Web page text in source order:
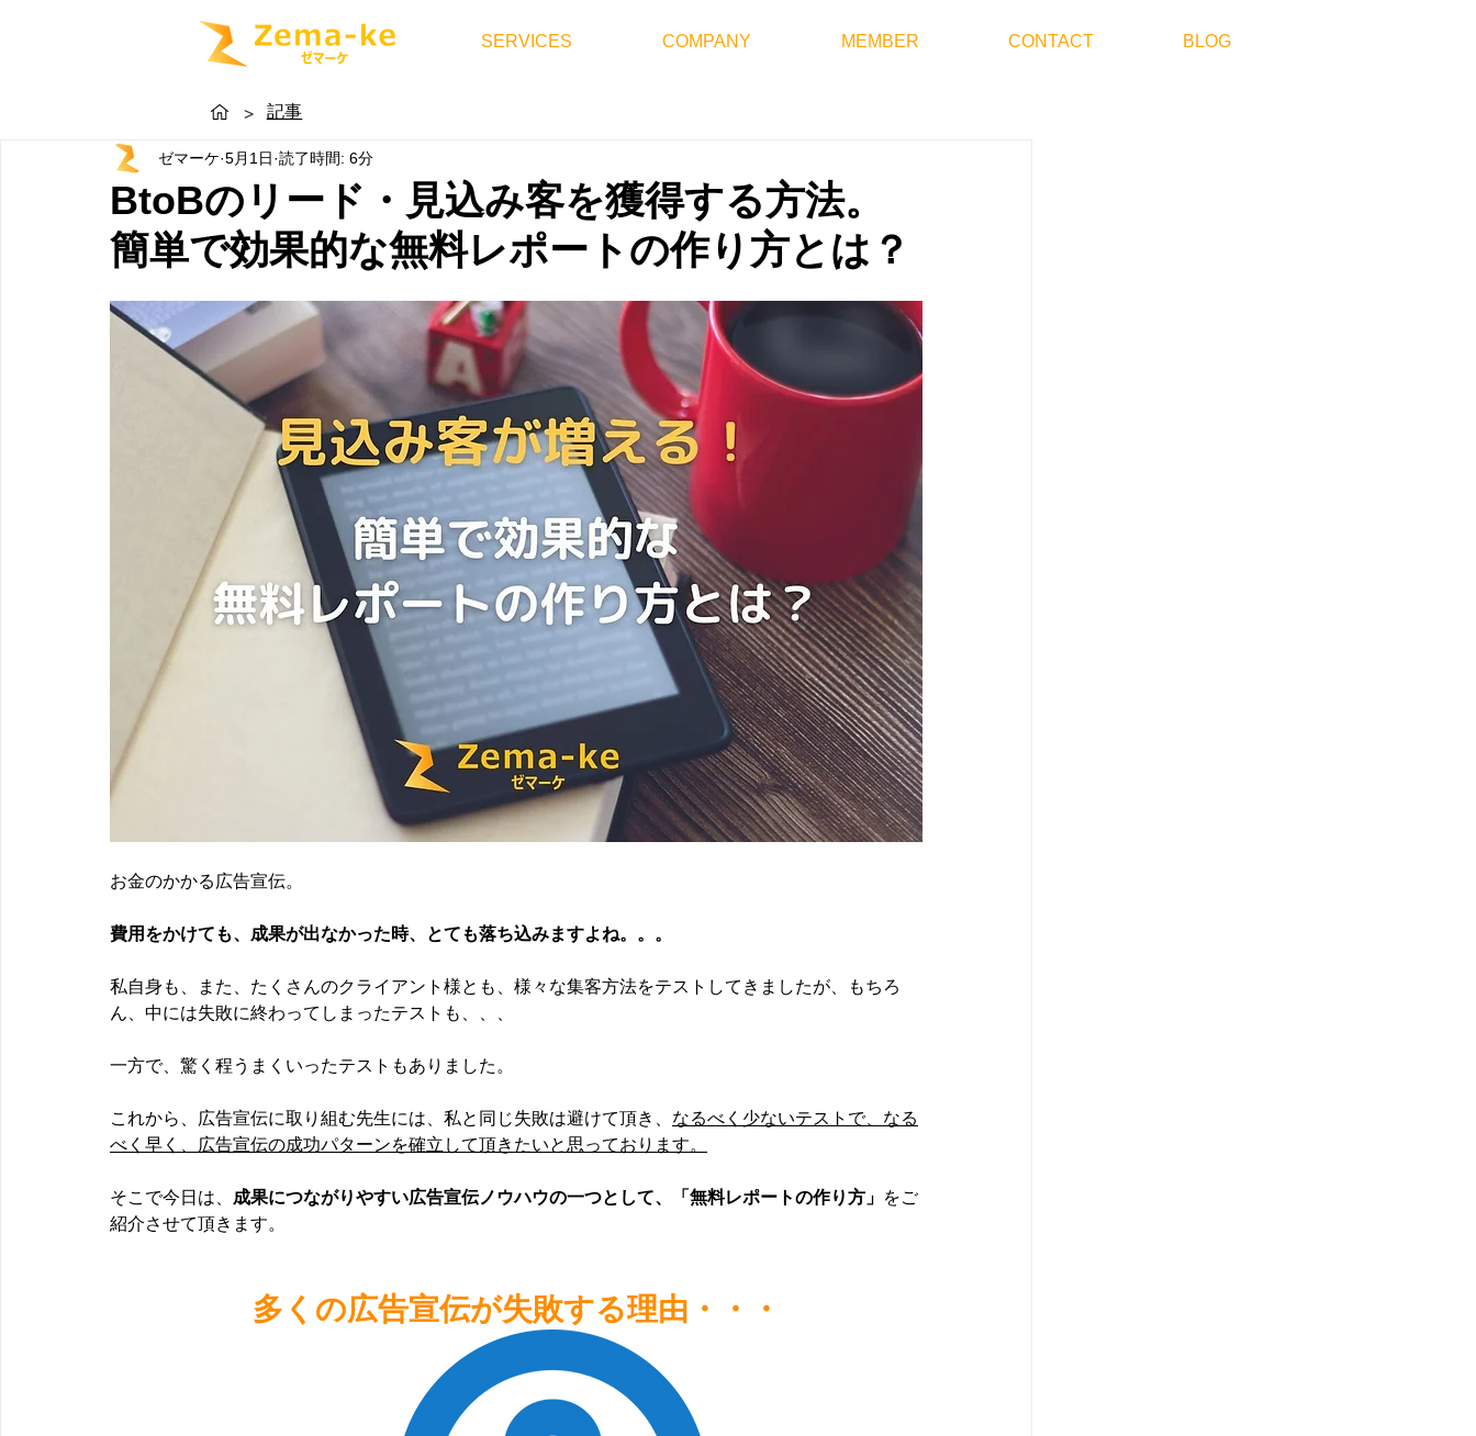
SERVICES COMPANY MEMBER CONTACT BLOG
BtoBのリード・見込み客を獲得する方法。
簡単で効果的な無料レポートの作り方とは？
ゼマーケ 5月1日 読了時間: 6分
お金のかかる広告宣伝。
費用をかけても、成果が出なかった時、とても落ち込みますよね。。。
私自身も、また、たくさんのクライアント様とも、様々な集客方法をテストしてきましたが、もちろ
ん、中には失敗に終わってしまったテストも、、、
一方で、驚く程うまくいったテストもありました。
これから、広告宣伝に取り組む先生には、私と同じ失敗は避けて頂き、 なるべく少ないテストで、なる
べく早く、広告宣伝の成功パターンを確立して頂きたいと思っております。
そこで今日は、 成果につながりやすい広告宣伝ノウハウの一つとして、「無料レポートの作り方」 をご
紹介させて頂きます。
多くの広告宣伝が失敗する理由・・・
> 記事